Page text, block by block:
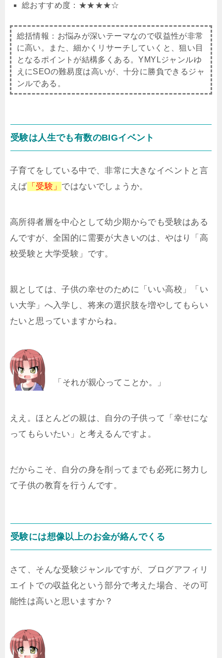
総おすすめ度：★★★★☆
総括情報：お悩みが深いテーマなので収益性が非常
に高い。また、細かくリサーチしていくと、狙い目
となるポイントが結構多くある。YMYLジャンルゆ
えにSEOの難易度は高いが、十分に勝負できるジャ
ンルである。
受験は人生でも有数のBIGイベント
子育てをしている中で、非常に大きなイベントと言
えば「受験」 ではないでしょうか。
高所得者層を中心として幼少期からでも受験はある
んですが、全国的に需要が大きいのは、やはり「高
校受験と大学受験」です。
親としては、子供の幸せのために「いい高校」「い
い大学」へ入学し、将来の選択肢を増やしてもらい
たいと思っていますからね。
「それが親心ってことか。」
ええ。ほとんどの親は、自分の子供って「幸せにな
ってもらいたい」と考えるんですよ。
だからこそ、自分の身を削ってまでも必死に努力し
て子供の教育を行うんです。
受験には想像以上のお金が絡んでくる
さて、そんな受験ジャンルですが、ブログアフィリ
エイトでの収益化という部分で考えた場合、その可
能性は高いと思いますか？